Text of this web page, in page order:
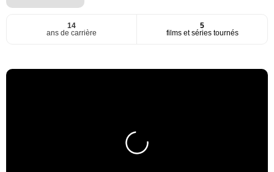
14
ans de carrière
5
films et séries tournés